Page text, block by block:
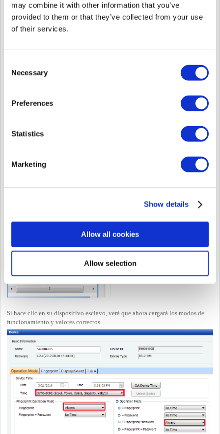
may combine it with other information that you’ve
provided to them or that they’ve collected from your use
of their services.
Selection
Necessary
Preferences
Statistics
Marketing
Show details
Allow all cookies
Allow selection
Después de confirmar que el cableado y la alimentación están instalados
Si hace clic en su dispositivo esclavo, verá que ahora cargará los modos de
funcionamiento y valores correctos.